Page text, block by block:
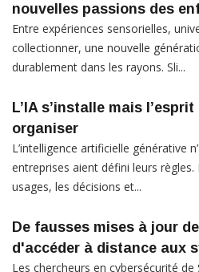
nouvelles passions des
Entre expériences sensorielles,
collectionner, une nouvelle
durablement dans les rayons. Sli...
L’IA s’installe mais
organiser
L’intelligence artificielle générative
entreprises aient défini leurs règles.
usages, les décisions et...
De fausses mises à jour
d'accéder à distance aux
Les chercheurs en cybersécurité